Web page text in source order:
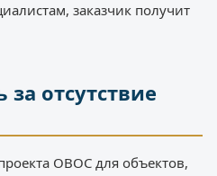
заказчик получит
за отсутствие
ОВОС для объектов,